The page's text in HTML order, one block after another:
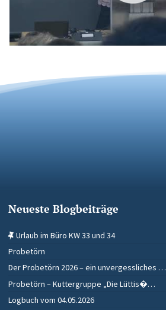
Neueste Blogbeiträge
Urlaub im Büro KW 33 und 34
Probetörn
Der Probetörn 2026 – ein unvergessliches …
Probetörn – Kuttergruppe „Die Lüttis�…
Logbuch vom 04.05.2026